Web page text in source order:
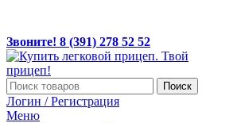
Звоните! 8 (391) 278 52 52
Поиск
Логин / Регистрация
Меню